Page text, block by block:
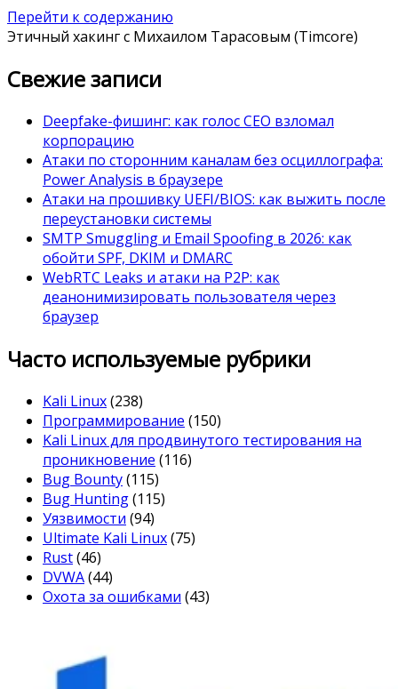
Перейти к содержанию
Этичный хакинг с Михаилом Тарасовым (Timcore)
Свежие записи
Deepfake-фишинг: как голос CEO взломал
корпорацию
Атаки по сторонним каналам без осциллографа:
Power Analysis в браузере
Атаки на прошивку UEFI/BIOS: как выжить после
переустановки системы
SMTP Smuggling и Email Spoofing в 2026: как
обойти SPF, DKIM и DMARC
WebRTC Leaks и атаки на P2P: как
деанонимизировать пользователя через
браузер
Часто используемые рубрики
Kali Linux(238)
Программирование (150)
Kali Linux для продвинутого тестирования на
проникновение (116)
Bug Bounty(115)
Bug Hunting(115)
Уязвимости (94)
Ultimate Kali Linux(75)
Rust(46)
DVWA(44)
Охота за ошибками (43)